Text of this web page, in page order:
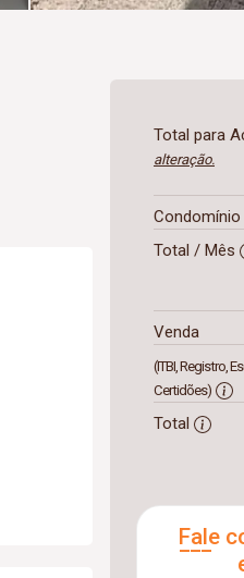
Total para
alteração.
Condomínio
Total / Mês
Venda
(ITBI, Registro,
Certidões)
Total
Fale